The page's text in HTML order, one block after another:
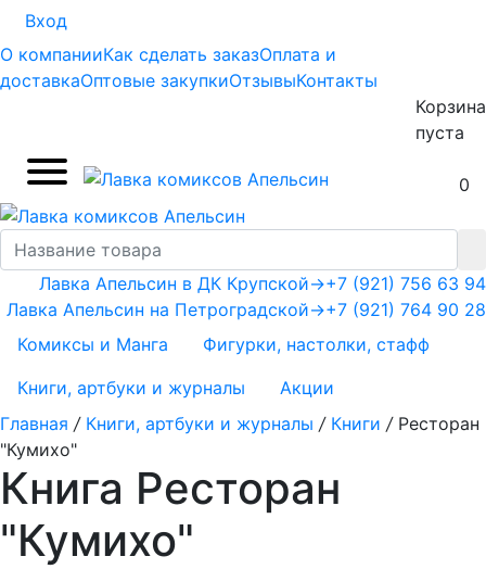
Вход
О компанииКак сделать заказОплата и
доставкаОптовые закупкиОтзывыКонтакты
Корзина
пуста
0
+7 (921) 756 63 94
+7 (921) 764 90 28
Лавка Апельсин в ДК Крупской→
Лавка Апельсин на Петроградской→
Комиксы и Манга
Фигурки, настолки, стафф
Книги, артбуки и журналы
Акции
Главная / Книги, артбуки и журналы / Книги / Ресторан
"Кумихо"
Книга Ресторан
"Кумихо"